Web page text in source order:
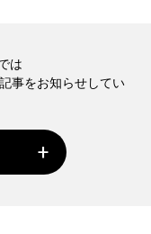
は
事をお知らせしてい